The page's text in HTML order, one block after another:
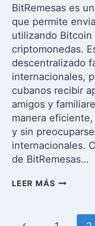
BitRemesas es
que permite
utilizando Bitcoin
criptomonedas.
descentralizado
internacionales,
cubanos recibir
amigos y
manera
y sin
internacionales.
de BitRemesas…
LEER MÁS
CUBA
Navegación